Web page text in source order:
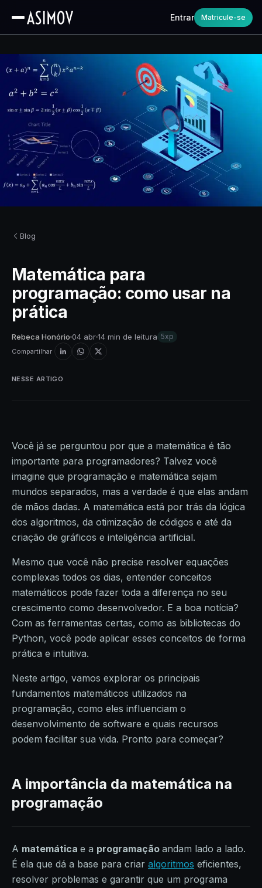
Entrar Matricule-se
Blog
Matemática para
programação: como usar na
prática
Rebeca Honório 04 abr14 min de leitura 5xp
Compartilhar
Você já se perguntou por que a matemática é tão
importante para programadores? Talvez você
imagine que programação e matemática sejam
mundos separados, mas a verdade é que elas andam
de mãos dadas. A matemática está por trás da lógica
dos algoritmos, da otimização de códigos e até da
criação de gráficos e inteligência artificial.
Mesmo que você não precise resolver equações
complexas todos os dias, entender conceitos
matemáticos pode fazer toda a diferença no seu
crescimento como desenvolvedor. E a boa notícia?
Com as ferramentas certas, como as bibliotecas do
Python, você pode aplicar esses conceitos de forma
prática e intuitiva.
Neste artigo, vamos explorar os principais
fundamentos matemáticos utilizados na
programação, como eles influenciam o
desenvolvimento de software e quais recursos
podem facilitar sua vida. Pronto para começar?
A importância da matemática na
programação
A matemática e a programação andam lado a lado.
É ela que dá a base para criar algoritmos eficientes,
resolver problemas e garantir que um programa
NESSE ARTIGO